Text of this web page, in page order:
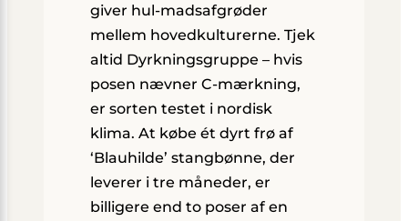
giver hul-madsafgrøder
mellem hovedkulturerne. Tjek
altid Dyrkningsgruppe – hvis
posen nævner C-mærkning,
er sorten testet i nordisk
klima. At købe ét dyrt frø af
‘Blauhilde’ stangbønne, der
leverer i tre måneder, er
billigere end to poser af en